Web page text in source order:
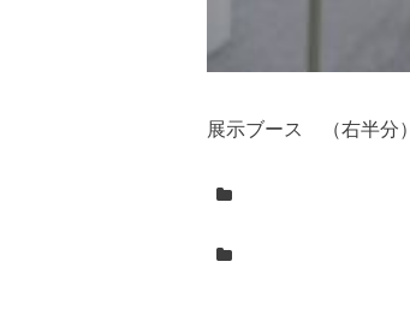
展示ブース （右半分）